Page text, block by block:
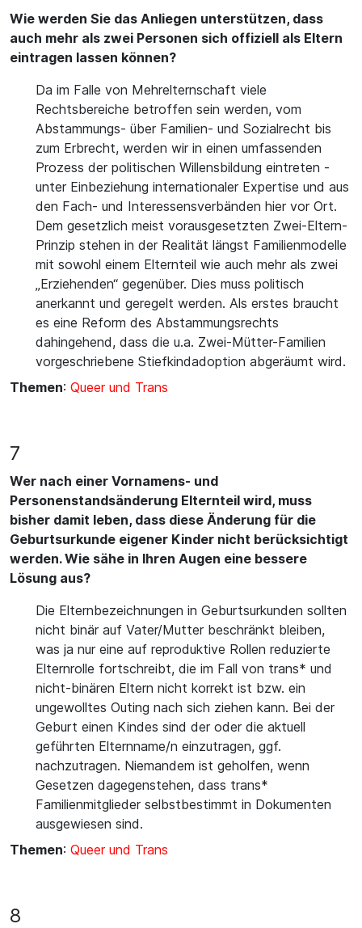
Wie werden Sie das Anliegen unterstützen, dass
auch mehr als zwei Personen sich offiziell als Eltern
eintragen lassen können?
Da im Falle von Mehrelternschaft viele
Rechtsbereiche betroffen sein werden, vom
Abstammungs- über Familien- und Sozialrecht bis
zum Erbrecht, werden wir in einen umfassenden
Prozess der politischen Willensbildung eintreten -
unter Einbeziehung internationaler Expertise und aus
den Fach- und Interessensverbänden hier vor Ort.
Dem gesetzlich meist vorausgesetzten Zwei-Eltern-
Prinzip stehen in der Realität längst Familienmodelle
mit sowohl einem Elternteil wie auch mehr als zwei
„Erziehenden“ gegenüber. Dies muss politisch
anerkannt und geregelt werden. Als erstes braucht
es eine Reform des Abstammungsrechts
dahingehend, dass die u.a. Zwei-Mütter-Familien
vorgeschriebene Stiefkindadoption abgeräumt wird.
Themen: Queer und Trans
7
Wer nach einer Vornamens- und
Personenstandsänderung Elternteil wird, muss
bisher damit leben, dass diese Änderung für die
Geburtsurkunde eigener Kinder nicht berücksichtigt
werden. Wie sähe in Ihren Augen eine bessere
Lösung aus?
Die Elternbezeichnungen in Geburtsurkunden sollten
nicht binär auf Vater/Mutter beschränkt bleiben,
was ja nur eine auf reproduktive Rollen reduzierte
Elternrolle fortschreibt, die im Fall von trans* und
nicht-binären Eltern nicht korrekt ist bzw. ein
ungewolltes Outing nach sich ziehen kann. Bei der
Geburt einen Kindes sind der oder die aktuell
geführten Elternname/n einzutragen, ggf.
nachzutragen. Niemandem ist geholfen, wenn
Gesetzen dagegenstehen, dass trans*
Familienmitglieder selbstbestimmt in Dokumenten
ausgewiesen sind.
Themen: Queer und Trans
8